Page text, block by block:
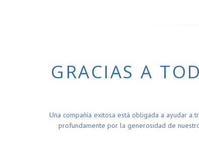
GRACIAS A
Una compañía exitosa está obligada a ayudar a
profundamente por la generosidad de